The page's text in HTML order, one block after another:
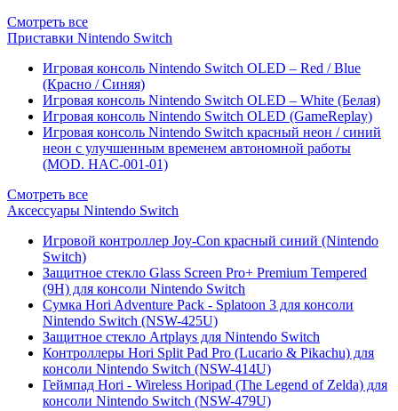
Смотреть все
Приставки Nintendo Switch
Игровая консоль Nintendo Switch OLED – Red / Blue
(Красно / Синяя)
Игровая консоль Nintendo Switch OLED – White (Белая)
Игровая консоль Nintendo Switch OLED (GameReplay)
Игровая консоль Nintendo Switch красный неон / синий
неон с улучшенным временем автономной работы
(MOD. HAC-001-01)
Смотреть все
Аксессуары Nintendo Switch
Игровой контроллер Joy-Con красный синий (Nintendo
Switch)
Защитное стекло Glass Screen Pro+ Premium Tempered
(9H) для консоли Nintendo Switch
Сумка Hori Adventure Pack - Splatoon 3 для консоли
Nintendo Switch (NSW-425U)
Защитное стекло Artplays для Nintendo Switch
Контроллеры Hori Split Pad Pro (Lucario & Pikachu) для
консоли Nintendo Switch (NSW-414U)
Геймпад Hori - Wireless Horipad (The Legend of Zelda) для
консоли Nintendo Switch (NSW-479U)